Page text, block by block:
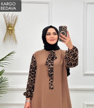
KARGO
BEDAVA